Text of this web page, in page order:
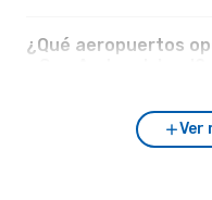
¿Qué aeropuertos
Ver